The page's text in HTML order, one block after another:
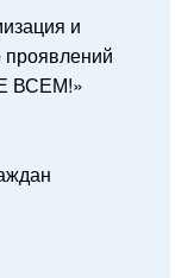
и
проявлений
ВСЕМ!»